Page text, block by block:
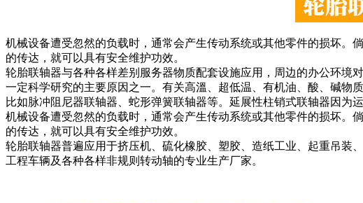
机械设备遭受忽然的负载时，通常会产生传动系统或其他零件的损坏。
的传达，就可以具有安全维护功效。
轮胎联轴器与各种各样差别服务器物质配套设施应用，周边的办公环境
一定科学研究的主要原因之一。有关高溫、超低温、有机油、酸、碱物
比如脉冲阻尼器联轴器、蛇形弹簧联轴器等。延展性柱销式联轴器因为
机械设备遭受忽然的负载时，通常会产生传动系统或其他零件的损坏。
的传达，就可以具有安全维护功效。
轮胎联轴器普遍应用于挤压机、硫化橡胶、塑胶、造纸工业、起重吊装
工程车辆及各种各样非规则转动轴的专业生产厂家。